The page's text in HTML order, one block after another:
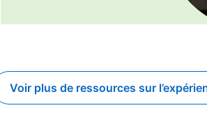
Voir plus de ressources sur